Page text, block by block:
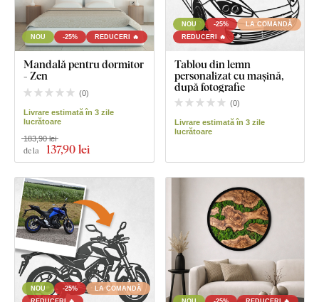
NOU -25% REDUCERI 🔥
Mandală pentru dormitor
- Zen
(0)
Livrare estimată în 3 zile
lucrătoare
de la 137,90 lei
183,90 lei
NOU -25%
LA COMANDĂ
REDUCERI 🔥
Tablou din lemn
personalizat cu mașină,
după fotografie
(0)
Livrare estimată în 3 zile
lucrătoare
NOU -25%
LA COMANDĂ